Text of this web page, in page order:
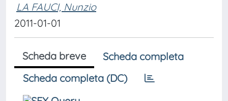
LA FAUCI, Nunzio
2011-01-01
Scheda breve
Scheda completa
Scheda completa (DC)